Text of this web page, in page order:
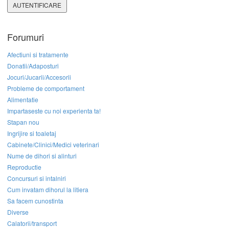
AUTENTIFICARE
Forumuri
Afectiuni si tratamente
Donatii/Adaposturi
Jocuri/Jucarii/Accesorii
Probleme de comportament
Alimentatie
Impartaseste cu noi experienta ta!
Stapan nou
Ingrijire si toaletaj
Cabinete/Clinici/Medici veterinari
Nume de dihori si alinturi
Reproductie
Concursuri si intalniri
Cum invatam dihorul la litiera
Sa facem cunostinta
Diverse
Calatorii/transport